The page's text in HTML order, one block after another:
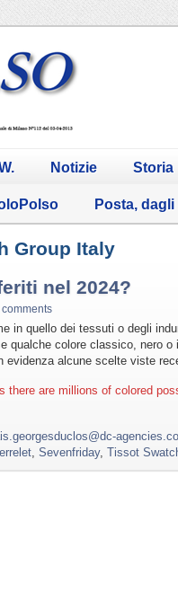
Notizie Storia
Posta,
Group Italy
nel 2024?
in quello dei tessuti o degli
qualche colore classico, nero
evidenza alcune scelte viste
there are millions of colored
Sevenfriday, Tissot